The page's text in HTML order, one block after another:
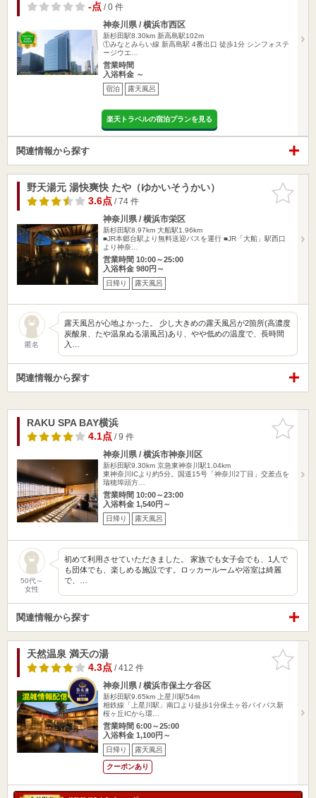
-点/ 0 件
神奈川県 / 横浜市西区
新杉田駅8.30km 新高島駅102m
①みなとみらい線 新高島駅 4番出口 徒歩1分 シンフォステ
ージウエ…
営業時間
入浴料金 ～
宿泊 露天風呂
楽天トラベルの宿泊プランを見る
関連情報から探す
お気に入
りに追加
野天湯元 湯快爽快 たや（ゆかいそうかい）
3.6点/ 74 件
神奈川県 / 横浜市栄区
新杉田駅8.97km 大船駅1.96km
■JR本郷台駅より無料送迎バスを運行 ■JR「大船」駅西口
より神奈…
営業時間 10:00～25:00
入浴料金 980円～
日帰り 露天風呂
匿名
露天風呂が心地よかった。 少し大きめの露天風呂が2箇所(高濃度
炭酸泉、たや温泉ぬる湯風呂)あり、やや低めの温度で、長時間
入…
関連情報から探す
お気に入
りに追加
RAKU SPA BAY横浜
4.1点/ 9 件
神奈川県 / 横浜市神奈川区
新杉田駅9.30km 京急東神奈川駅1.04km
東神奈川ICより約5分。国道15号「神奈川2丁目」交差点を
瑞穂埠頭方…
営業時間 10:00～23:00
入浴料金 1,540円～
日帰り 露天風呂
50代～
女性
初めて利用させていただきました。 家族でも女子会でも、1人で
も団体でも、楽しめる施設です。ロッカールームや浴室は綺麗
で、…
関連情報から探す
お気に入
りに追加
天然温泉 満天の湯
4.3点/ 412 件
神奈川県 / 横浜市保土ケ谷区
新杉田駅9.65km
上星川駅54m
相鉄線「上星川駅」南口より徒歩1分保土ヶ谷バイパス新
桜ヶ丘ICから環…
営業時間 6:00～25:00
入浴料金 1,100円～
日帰り 露天風呂
クーポンあり